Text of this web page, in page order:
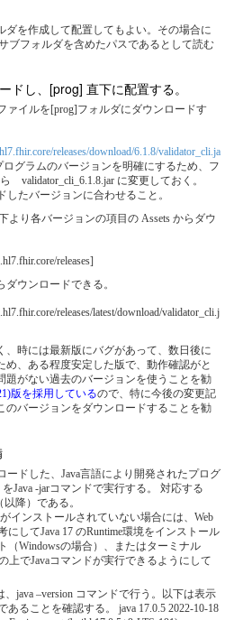
ダを作成して配置してもよい。その場合に
フォルダを含めたパスであるとして読む
ドし、[prog] 直下に配置する。
ァイルを[prog]フォルダにダウンロードす
releases/download/6.1.8/validator_cli.ja
グラムのバージョンを明確にするため、フ
validator_cli_6.1.8.jar に変更しておく。
たバージョンに合わせること。
より各バージョンの項目の Assets からダウ
releases]
ウンロードできる。
releases/latest/download/validator_cli.j
、時には最新版にバグがあって、数日後に
、ある程度安定した版で、動作確認がと
題がない過去のバージョンを使うことを勧
版を採用しているので、特に今後の変更記
のバージョンをダウンロードすることを勧
ードした、Java言語により開発されたプログ
Java -jarコマンドで実行する。 対応する
以降）である。
インストールされていない場合には、Web
にしてJava 17 のRuntime環境をインストール
（Windowsの場合）、またはターミナル
上でJavaコマンドが実行できるようにして
、java –version コマンドで行う。以下は表示
あることを確認する。 java 17.0.5 2022-10-18